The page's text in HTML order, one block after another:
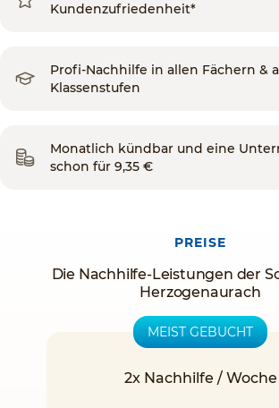
Kundenzufriedenheit*
Profi-Nachhilfe in allen Fächern &
Klassenstufen
Monatlich kündbar und eine
schon für 9,35 €
PREISE
Die Nachhilfe-Leistungen der
Herzogenaurach
MEIST GEBUCHT
2x Nachhilfe / Woche